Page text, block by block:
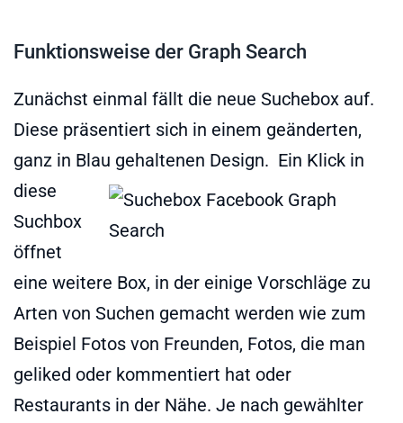
Funktionsweise der Graph Search
Zunächst einmal fällt die neue Suchebox auf.
Diese präsentiert sich in einem geänderten,
ganz in Blau gehaltenen Design. Ein Klick in
diese
Suchbox
öffnet
eine weitere Box, in der einige Vorschläge zu
Arten von Suchen gemacht werden wie zum
Beispiel Fotos von Freunden, Fotos, die man
geliked oder kommentiert hat oder
Restaurants in der Nähe. Je nach gewählter